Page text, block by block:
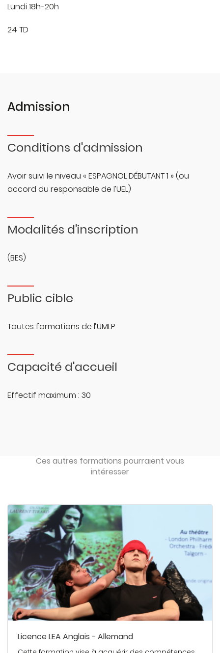
Lundi 18h-20h
24 TD
Admission
Conditions d'admission
Avoir suivi le niveau « ESPAGNOL DÉBUTANT 1 » (ou
accord du responsable de l’UEL)
Modalités d'inscription
(BES)
Public cible
Toutes formations de l’UMLP
Capacité d'accueil
Effectif maximum : 30
Ces autres formations pourraient vous
intéresser
Licence LEA Anglais - Allemand